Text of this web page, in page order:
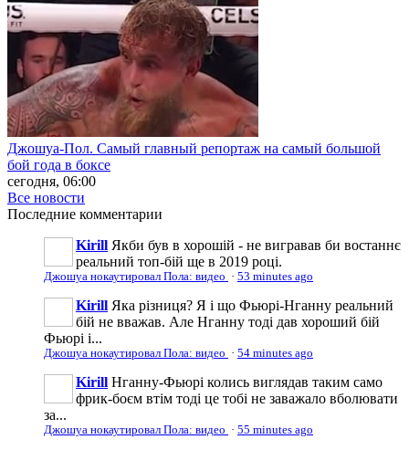
Джошуа-Пол. Самый главный репортаж на самый большой
бой года в боксе
сегодня, 06:00
Все новости
Последние комментарии
Kirill Якби був в хорошій - не вигравав би востаннє
реальний топ-бій ще в 2019 році.
Джошуа нокаутировал Пола: видео · 53 minutes ago
Kirill Яка різниця? Я і що Фьюрі-Нганну реальний
бій не вважав. Але Нганну тоді дав хороший бій
Фьюрі і...
Джошуа нокаутировал Пола: видео · 54 minutes ago
Kirill Нганну-Фьюрі колись виглядав таким само
фрик-боєм втім тоді це тобі не заважало вболювати
за...
Джошуа нокаутировал Пола: видео · 55 minutes ago